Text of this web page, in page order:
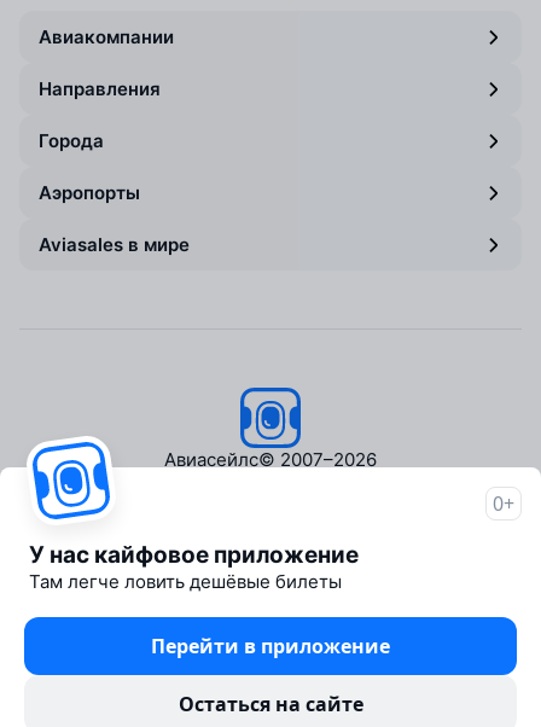
Авиакомпании
Направления
Города
Аэропорты
Aviasales в мире
Авиасейлс© 2007–2026
Пресс‑центр
Travelpayouts
Партнёрская программа
Медиа Yo'lovchi
Трэвел‑медиа Aviasales.uz
0+
У нас кайфовое приложение
Там легче ловить дешёвые билеты
Перейти в приложение
Остаться на сайте